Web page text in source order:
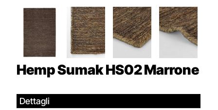
Hemp Sumak HS02Marrone
Dettagli